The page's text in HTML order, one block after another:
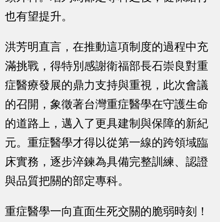
也有望提升。
洪芳明直言，在推動這項制度的過程中充
滿挑戰，得特別感謝衛福部長石崇良對重
症醫療發展的鼎力支持與重視，此次會議
的召開，象徵著台灣重症醫學在守護生命
的道路上，邁入了更具建制與保障的新紀
元。重症醫學才得以從第一線的跨領域臨
床實務，逐步淬鍊為具備完整訓練、認證
與品質把關的部定專科。
重症醫學一向直面生死交關的脆弱時刻！